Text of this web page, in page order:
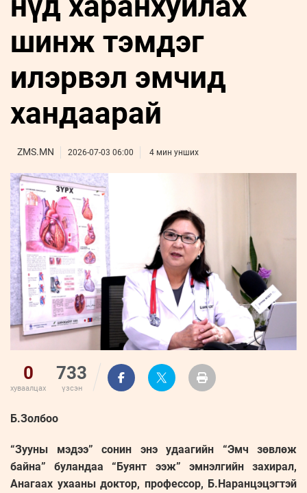
Бизнес
хөгжил
Leaderships
forum
ФОТО
УРЛАГ
ҮНДЭСНИЙ
МЭДЭЭЛЛИЙН
ТӨВ
шинж тэмдэг
илэрвэл эмчид
хандаарай
ZMS.MN 2026-07-03 06:00 4 мин унших
0
хуваалцах
733
үзсэн
Б.Золбоо
“Зууны мэдээ” сонин энэ удаагийн “Эмч зөвлөж
байна” буландаа “Буянт ээж” эмнэлгийн захирал,
Анагаах ухааны доктор, профессор, Б.Наранцэцэгтэй